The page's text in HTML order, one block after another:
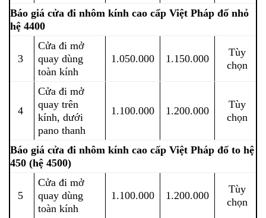
Báo giá cửa đi nhôm kính cao cấp Việt Pháp đố nhỏ
hệ 4400
3
Cửa đi mở
quay dùng
toàn kính
1.050.000 1.150.000
Tùy
chọn
4
Cửa đi mở
quay trên
kính, dưới
pano thanh
1.100.000 1.200.000
Tùy
chọn
Báo giá cửa đi nhôm kính cao cấp Việt Pháp đố to hệ
450 (hệ 4500)
5
Cửa đi mở
quay dùng
toàn kính
1.100.000 1.200.000
Tùy
chọn